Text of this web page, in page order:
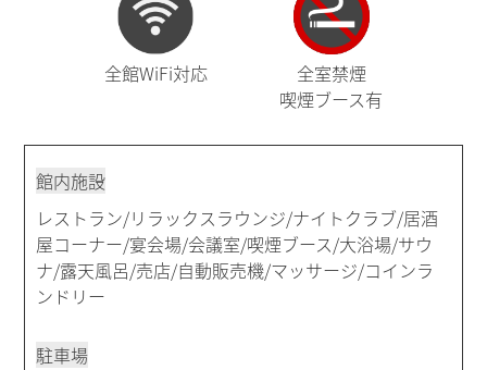
全館WiFi対応
全室禁煙
喫煙ブース有
館内施設
レストラン/リラックスラウンジ/ナイトクラブ/居酒
屋コーナー/宴会場/会議室/喫煙ブース/大浴場/サウ
ナ/露天風呂/売店/自動販売機/マッサージ/コインラ
ンドリー
駐車場